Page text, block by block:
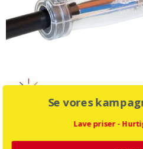
Gjuthylsa Scotchcast
Se vores
Lave priser -